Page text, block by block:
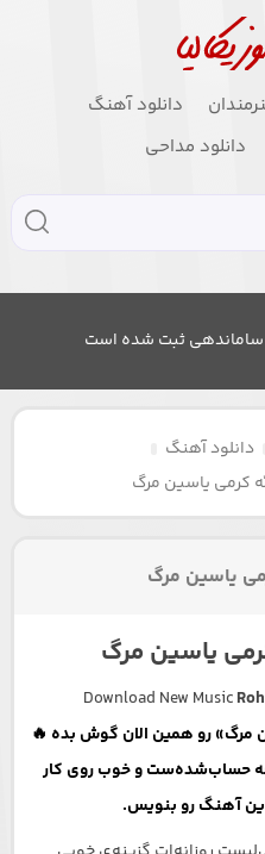
دانلود آهنگ
دانلود مداحی
ساماندهی ثبت شده است
دانلود آهنگ
کرمی یاسین مرگ
یاسین مرگ
یاسین مرگ
Download New Music
مرگ» رو همین الان گوش بده 🔥
حساب‌شده‌ست و خوب روی کار
آهنگ رو بنویس.